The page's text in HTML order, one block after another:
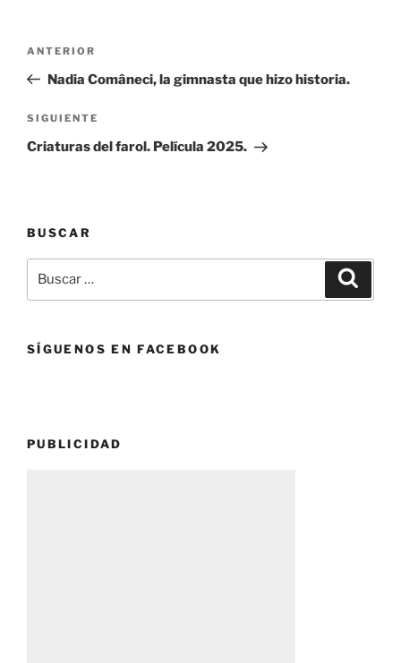
entradas
Entrada
anterior:
ANTERIOR
Nadia Comâneci, la gimnasta que hizo historia.
Siguiente
entrada
SIGUIENTE
Criaturas del farol. Película 2025.
BUSCAR
por:
SÍGUENOS EN FACEBOOK
PUBLICIDAD